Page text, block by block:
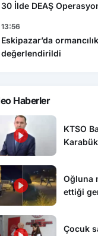
30 İlde DEAŞ
13:56
Eskipazar’da
değerlendirildi
Haberler
KTSO
Oğluna
ettiği
Çocuk